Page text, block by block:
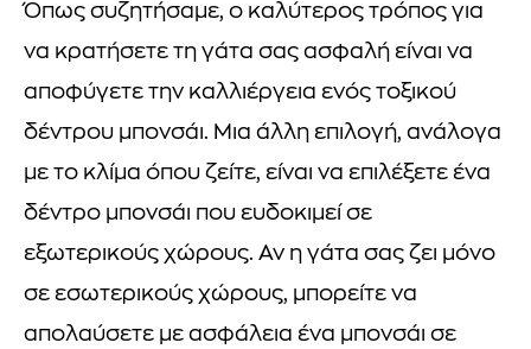
Όπως συζητήσαμε, ο καλύτερος τρόπος για
να κρατήσετε τη γάτα σας ασφαλή είναι να
αποφύγετε την καλλιέργεια ενός τοξικού
δέντρου μπονσάι. Μια άλλη επιλογή, ανάλογα
με το κλίμα όπου ζείτε, είναι να επιλέξετε ένα
δέντρο μπονσάι που ευδοκιμεί σε
εξωτερικούς χώρους. Αν η γάτα σας ζει μόνο
σε εσωτερικούς χώρους, μπορείτε να
απολαύσετε με ασφάλεια ένα μπονσάι σε